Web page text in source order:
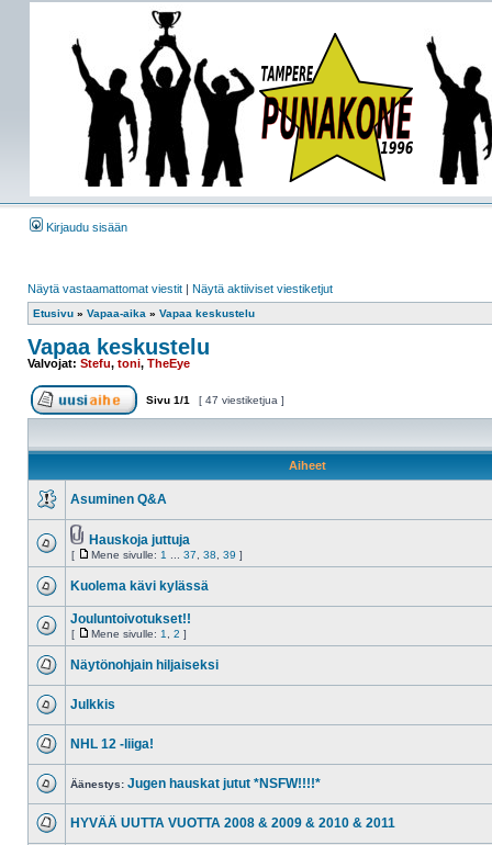
Kirjaudu sisään
Näytä vastaamattomat viestit | Näytä aktiiviset viestiketjut
Etusivu » Vapaa-aika » Vapaa keskustelu
Vapaa keskustelu
Valvojat: Stefu, toni, TheEye
Sivu 1/1 [ 47 viestiketjua ]
Aiheet
Asuminen Q&A
Hauskoja juttuja
[ Mene sivulle: 1 37 38 39 ]
Kuolema kävi kylässä
Jouluntoivotukset!!
[ Mene sivulle: 1 2 ]
Näytönohjain hiljaiseksi
Julkkis
NHL 12 -liiga!
Äänestys: Jugen hauskat jutut *NSFW!!!!*
HYVÄÄ UUTTA VUOTTA 2008 & 2009 & 2010 & 2011